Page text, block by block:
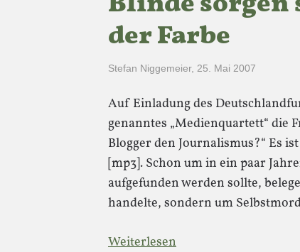
der Farbe
Stefan Niggemeier, 25. Mai 2007
Auf Einladung des
genanntes „Medienquartett“ die
Blogger den Journalismus?“ Es
[mp3]. Schon um in ein paar
aufgefunden werden sollte,
handelte, sondern um
Weiterlesen